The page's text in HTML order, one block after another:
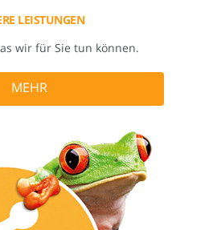
LEISTUNGEN
wir für Sie tun können.
MEHR